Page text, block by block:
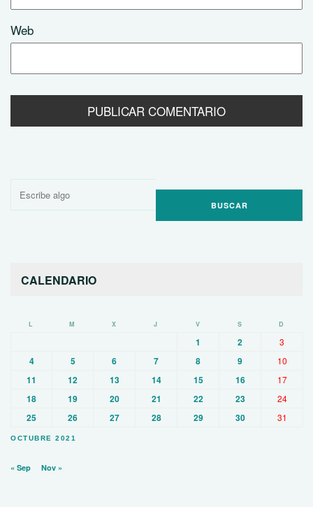
Web
Buscar
CALENDARIO
OCTUBRE 2021
L M X J V S D
1 2 3
4 5 6 7 8 9 10
11 12 13 14 15 16 17
18 19 20 21 22 23 24
25 26 27 28 29 30 31
« Sep Nov »